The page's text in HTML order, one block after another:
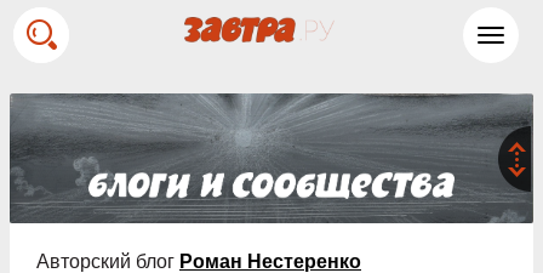
Авторский блог Роман Нестеренко